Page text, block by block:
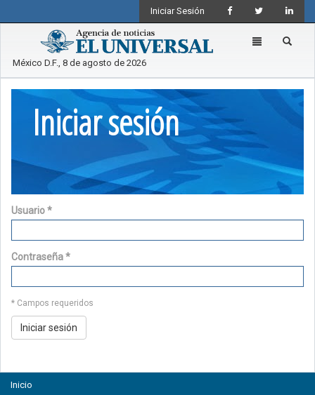
Iniciar Sesión
Toggle
México D.F., 8 de agosto de 2026
Iniciar sesión
Usuario*
Contraseña*
* Campos requeridos
Inicio